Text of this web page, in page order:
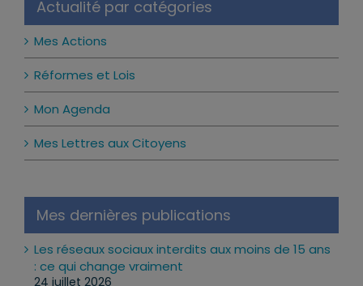
Actualité par catégories
Mes Actions
Réformes et Lois
Mon Agenda
Mes Lettres aux Citoyens
Mes dernières publications
Les réseaux sociaux interdits aux moins de 15 ans
: ce qui change vraiment
24 juillet 2026